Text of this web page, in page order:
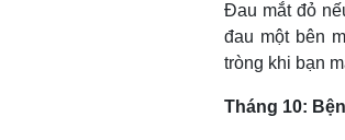
Đau mắt đỏ
đau một bên
tròng khi bạn
Tháng 10: